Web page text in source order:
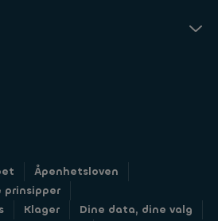
Åpenhetsloven
prinsipper
Klager
Dine data, dine valg